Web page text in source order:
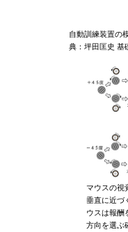
自動訓練装置の
典：坪田匡史 基
マウスの視
垂直に近づ
ウスは報酬
方向を選ぶ